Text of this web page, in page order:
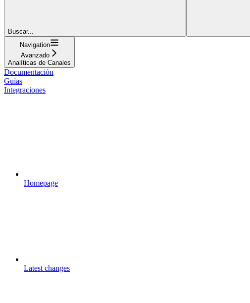
Buscar...
Navigation
Avanzado
Analíticas de Canales
Documentación
Guías
Integraciones
Homepage
Latest changes